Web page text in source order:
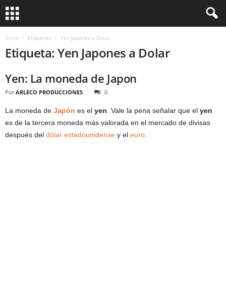
Inicio Etiquetas Yen Japones a Dolar
Etiqueta: Yen Japones a Dolar
Yen: La moneda de Japon
Por ARLECO PRODUCCIONES 0
La moneda de Japón es el yen . Vale la pena señalar que el yen
es de la tercera moneda más valorada en el mercado de divisas
después del dólar estadounidense y el euro